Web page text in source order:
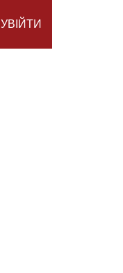
УВІЙТИ